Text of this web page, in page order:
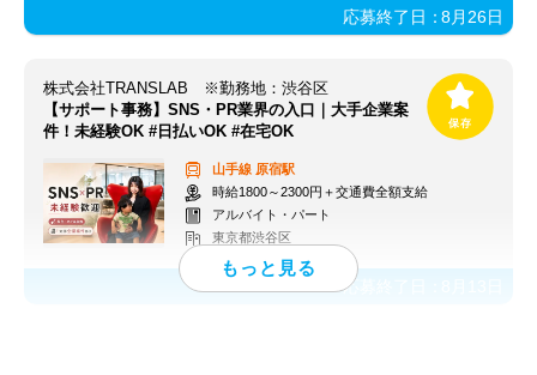
応募終了日：8月26日
株式会社TRANSLAB ※勤務地：渋谷区
【サポート事務】SNS・PR業界の入口｜大手企業案
件！未経験OK #日払いOK #在宅OK
山手線 原宿駅
時給1800～2300円＋交通費全額支給
アルバイト・パート
東京都渋谷区
応募終了日：